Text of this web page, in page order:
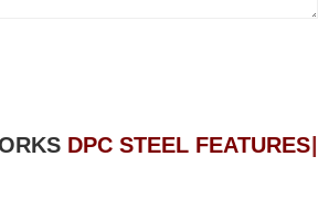
WORKSDPC ST|